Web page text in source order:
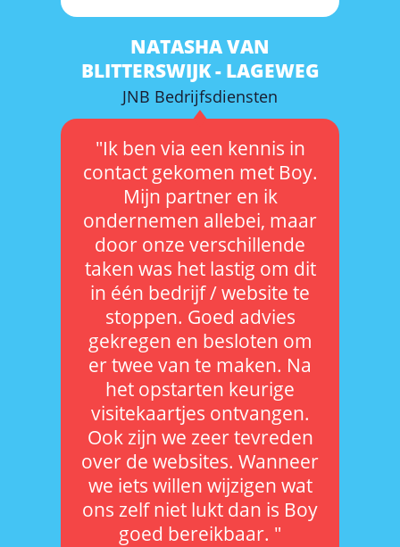
"Ik ben via een kennis in
contact gekomen met Boy.
Mijn partner en ik
ondernemen allebei, maar
door onze verschillende
taken was het lastig om dit
in één bedrijf / website te
stoppen. Goed advies
gekregen en besloten om
er twee van te maken. Na
het opstarten keurige
visitekaartjes ontvangen.
Ook zijn we zeer tevreden
over de websites. Wanneer
we iets willen wijzigen wat
ons zelf niet lukt dan is Boy
goed bereikbaar. "
NATASHA VAN
BLITTERSWIJK - LAGEWEG
JNB Bedrijfsdiensten